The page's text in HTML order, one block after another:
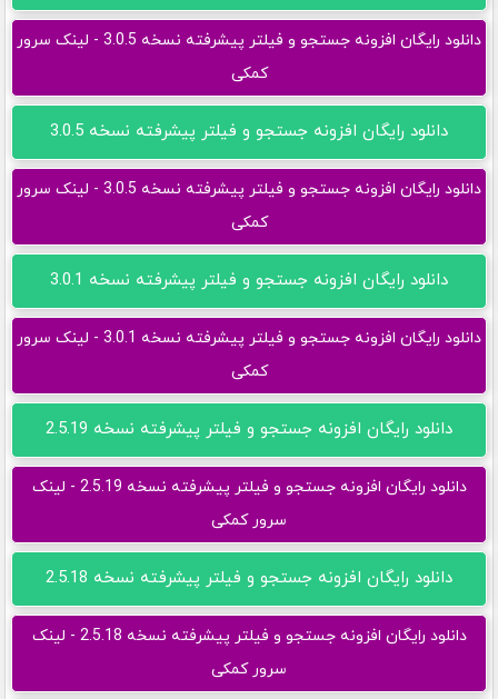
دانلود رایگان افزونه جستجو و فیلتر پیشرفته نسخه 3.0.5 - لینک سرور
کمکی
دانلود رایگان افزونه جستجو و فیلتر پیشرفته نسخه 3.0.5
دانلود رایگان افزونه جستجو و فیلتر پیشرفته نسخه 3.0.5 - لینک سرور
کمکی
دانلود رایگان افزونه جستجو و فیلتر پیشرفته نسخه 3.0.1
دانلود رایگان افزونه جستجو و فیلتر پیشرفته نسخه 3.0.1 - لینک سرور
کمکی
دانلود رایگان افزونه جستجو و فیلتر پیشرفته نسخه 2.5.19
دانلود رایگان افزونه جستجو و فیلتر پیشرفته نسخه 2.5.19 - لینک
سرور کمکی
دانلود رایگان افزونه جستجو و فیلتر پیشرفته نسخه 2.5.18
دانلود رایگان افزونه جستجو و فیلتر پیشرفته نسخه 2.5.18 - لینک
سرور کمکی